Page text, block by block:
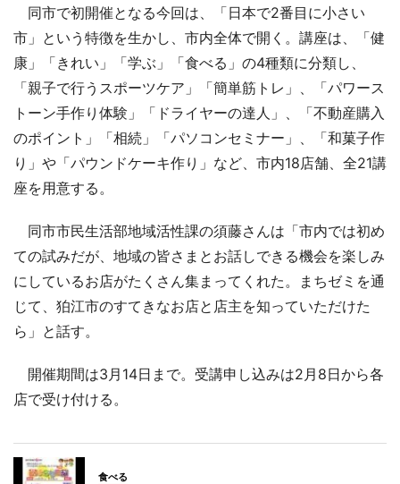
同市で初開催となる今回は、「日本で2番目に小さい
市」という特徴を生かし、市内全体で開く。講座は、「健
康」「きれい」「学ぶ」「食べる」の4種類に分類し、
「親子で行うスポーツケア」「簡単筋トレ」、「パワース
トーン手作り体験」「ドライヤーの達人」、「不動産購入
のポイント」「相続」「パソコンセミナー」、「和菓子作
り」や「パウンドケーキ作り」など、市内18店舗、全21講
座を用意する。
同市市民生活部地域活性課の須藤さんは「市内では初め
ての試みだが、地域の皆さまとお話しできる機会を楽しみ
にしているお店がたくさん集まってくれた。まちゼミを通
じて、狛江市のすてきなお店と店主を知っていただけた
ら」と話す。
開催期間は3月14日まで。受講申し込みは2月8日から各
店で受け付ける。
食べる